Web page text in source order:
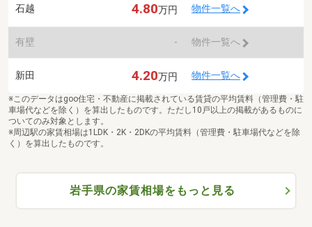
石越 4.80万円 物件一覧へ
有壁 - 物件一覧へ
新田 4.20万円 物件一覧へ
※このデータはgoo住宅・不動産に掲載されている賃貸の平均賃料（管理費・駐
車場代などを除く）を算出したものです。ただし10戸以上の掲載があるものに
ついてのみ対象とします。
※周辺駅の家賃相場は1LDK・2K・2DKの平均賃料（管理費・駐車場代などを除
く）を算出したものです。
岩手県の家賃相場をもっと見る